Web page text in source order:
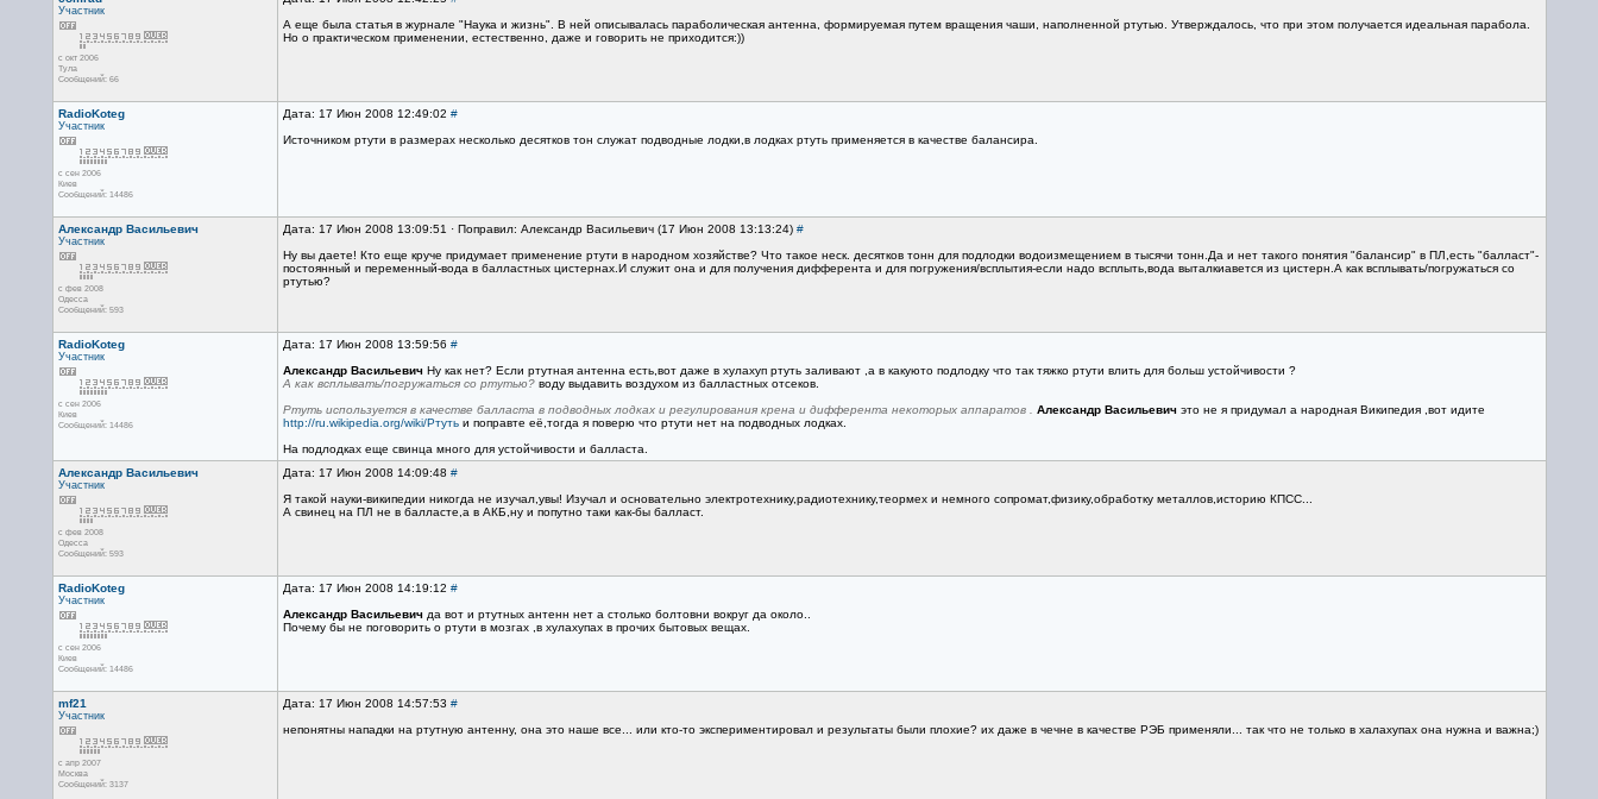
Участник
с окт 2006
Тула
Сообщений: 66
А еще была статья в журнале "Наука и жизнь". В ней описывалась параболическая антенна, формируемая путем вращения чаши, наполненной ртутью. Утверждалось, что при этом получается идеальная парабола.
Но о практическом применении, естественно, даже и говорить не приходится:))
RadioKoteg
Участник
с сен 2006
Киев
Сообщений: 14486
Дата: 17 Июн 2008 12:49:02 #
Источником ртути в размерах несколько десятков тон служат подводные лодки,в лодках ртуть применяется в качестве балансира.
Александр Васильевич
Участник
с фев 2008
Одесса
Сообщений: 593
Дата: 17 Июн 2008 13:09:51 · Поправил: Александр Васильевич (17 Июн 2008 13:13:24) #
Ну вы даете! Кто еще круче придумает применение ртути в народном хозяйстве? Что такое неск. десятков тонн для подлодки водоизмещением в тысячи тонн.Да и нет такого понятия "балансир" в ПЛ,есть "балласт"-
постоянный и переменный-вода в балластных цистернах.И служит она и для получения дифферента и для погружения/всплытия-если надо всплыть,вода выталкиавется из цистерн.А как всплывать/погружаться со
ртутью?
RadioKoteg
Участник
с сен 2006
Киев
Сообщений: 14486
Дата: 17 Июн 2008 13:59:56 #
Александр ВасильевичНу как нет? Если ртутная антенна есть,вот даже в хулахуп ртуть заливают ,а в какуюто подлодку что так тяжко ртути влить для больш устойчивости ?
А как всплывать/погружаться со ртутью?воду выдавить воздухом из балластных отсеков.
Ртуть используется в качестве балласта в подводных лодках и регулирования крена и дифферента некоторых аппаратов .
Александр Васильевичэто не я придумал а народная Википедия ,вот идите
http://ru.wikipedia.org/wiki/Ртутьи поправте её,тогда я поверю что ртути нет на подводных лодках.
На подлодках еще свинца много для устойчивости и балласта.
Александр Васильевич
Участник
с фев 2008
Одесса
Сообщений: 593
Дата: 17 Июн 2008 14:09:48 #
Я такой науки-википедии никогда не изучал,увы! Изучал и основательно электротехнику,радиотехнику,теормех и немного сопромат,физику,обработку металлов,историю КПСС...
А свинец на ПЛ не в балласте,а в АКБ,ну и попутно таки как-бы балласт.
RadioKoteg
Участник
с сен 2006
Киев
Сообщений: 14486
Дата: 17 Июн 2008 14:19:12 #
Александр Васильевичда вот и ртутных антенн нет а столько болтовни вокруг да около..
Почему бы не поговорить о ртути в мозгах ,в хулахупах в прочих бытовых вещах.
mf21
Участник
с апр 2007
Москва
Сообщений: 3137
Дата: 17 Июн 2008 14:57:53 #
непонятны нападки на ртутную антенну, она это наше все... или кто-то экспериментировал и результаты были плохие? их даже в чечне в качестве РЭБ применяли... так что не только в халахупах она нужна и важна;)